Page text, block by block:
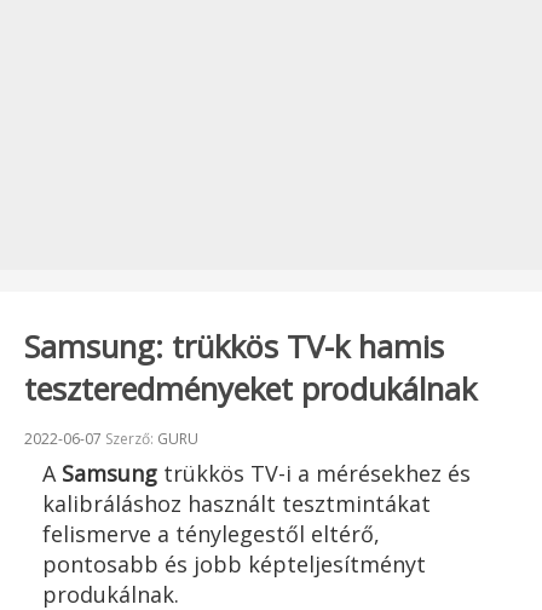
Samsung: trükkös TV-k hamis
teszteredményeket produkálnak
Beküldve:
2022-06-07 Szerző: GURU
A Samsung trükkös TV-i a mérésekhez és
kalibráláshoz használt tesztmintákat
felismerve a ténylegestől eltérő,
pontosabb és jobb képteljesítményt
produkálnak.